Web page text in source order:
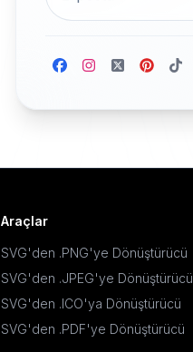
Araçlar
SVG'den .PNG'ye Dönüştürücü
SVG'den .JPEG'ye Dönüştürücü
SVG'den .ICO'ya Dönüştürücü
SVG'den .PDF'ye Dönüştürücü